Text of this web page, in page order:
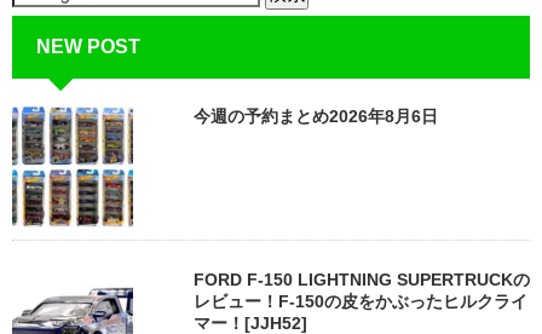
NEW POST
今週の予約まとめ2026年8月6日
FORD F-150 LIGHTNING SUPERTRUCKの
レビュー！F-150の皮をかぶったヒルクライ
マー！[JJH52]